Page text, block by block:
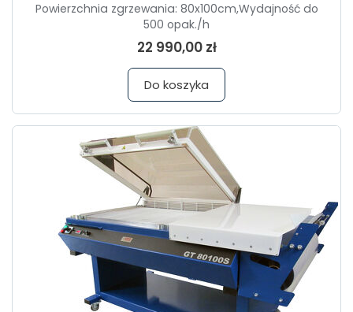
Powierzchnia zgrzewania: 80x100cm,Wydajność do
500 opak./h
22 990,00 zł
Do koszyka